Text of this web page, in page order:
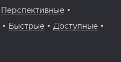
Перспективные •
• Быстрые • Доступные •